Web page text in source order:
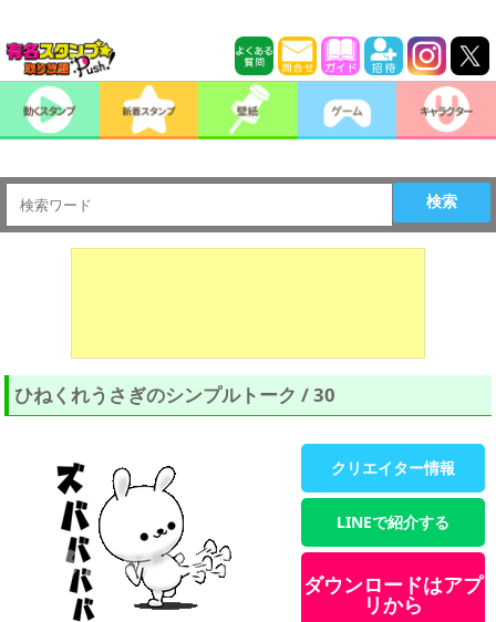
検索
ひねくれうさぎのシンプルトーク / 30
クリエイター情報
LINEで紹介する
ダウンロードはアプ
リから